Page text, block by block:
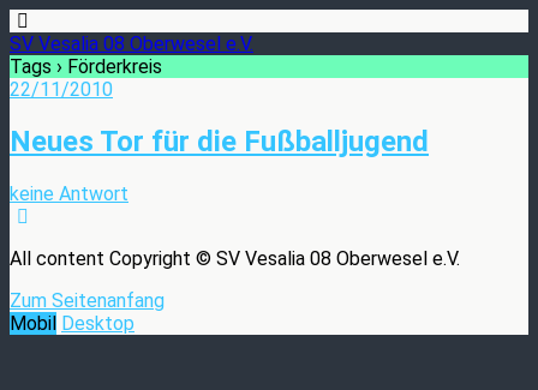
SV Vesalia 08 Oberwesel e.V.
Tags › Förderkreis
22/11/2010
Neues Tor für die Fußballjugend
keine Antwort
All content Copyright © SV Vesalia 08 Oberwesel e.V.
Zum Seitenanfang
Mobil Desktop